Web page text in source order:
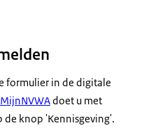
formulier in de digitale
doet u met
de knop 'Kennisgeving'.